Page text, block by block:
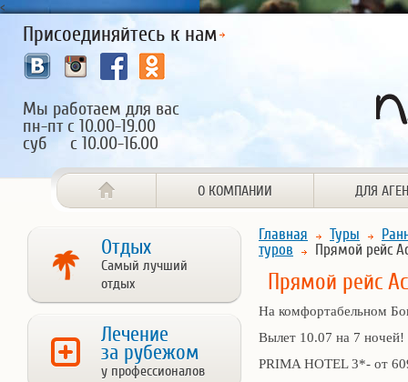
<
Присоединяйтесь к нам
Мы работаем для вас
пн-пт с 10.00-19.00
суб с 10.00-16.00
О КОМПАНИИ ДЛЯ
Отдых
Самый лучший
отдых
Лечение
за рубежом
у профессионалов
Главная Туры
туров
Прямой рейс
Прямой рейс
На комфортабельном
Вылет 10.07 на 7 ночей!
PRIMA HOTEL 3*- от